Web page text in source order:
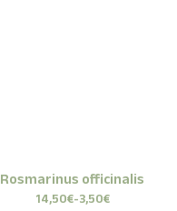
Rosmarinus officinalis
3,50€
-
14,50€